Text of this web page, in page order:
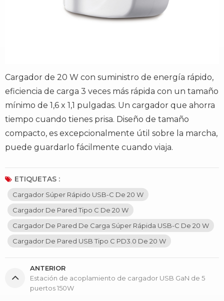
Cargador de 20 W con suministro de energía rápido,
eficiencia de carga 3 veces más rápida con un tamaño
mínimo de 1,6 x 1,1 pulgadas. Un cargador que ahorra
tiempo cuando tienes prisa. Diseño de tamaño
compacto, es excepcionalmente útil sobre la marcha,
puede guardarlo fácilmente cuando viaja.
ETIQUETAS :
Cargador Súper Rápido USB-C De 20 W
Cargador De Pared Tipo C De 20 W
Cargador De Pared De Carga Súper Rápida USB-C De 20 W
Cargador De Pared USB Tipo C PD3.0 De 20 W
ANTERIOR
Estación de acoplamiento de cargador USB GaN de 5
puertos 150W